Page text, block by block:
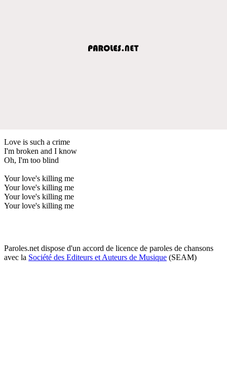
Love is such a crime
I'm broken and I know
Oh, I'm too blind
Your love's killing me
Your love's killing me
Your love's killing me
Your love's killing me
Paroles.net dispose d'un accord de licence de paroles de chansons
avec la Société des Editeurs et Auteurs de Musique (SEAM)